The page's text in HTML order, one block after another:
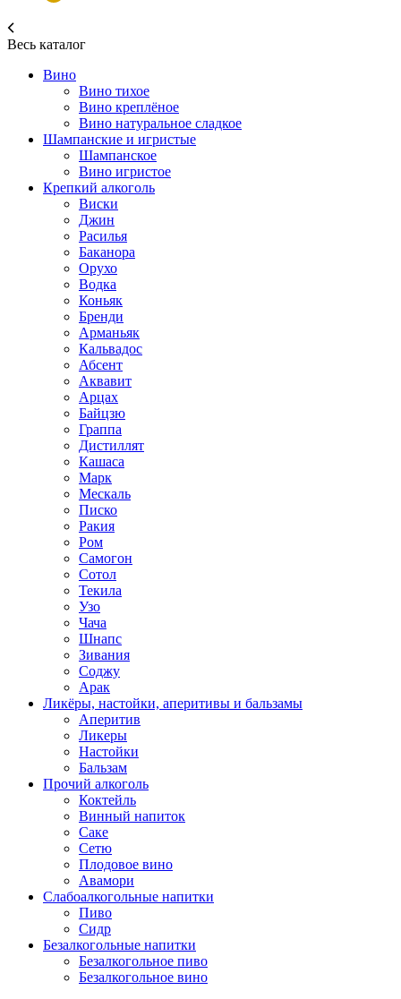
Весь каталог
Вино
Вино тихое
Вино креплёное
Вино натуральное сладкое
Шампанские и игристые
Шампанское
Вино игристое
Крепкий алкоголь
Виски
Джин
Расилья
Баканора
Орухо
Водка
Коньяк
Бренди
Арманьяк
Кальвадос
Абсент
Аквавит
Арцах
Байцзю
Граппа
Дистиллят
Кашаса
Марк
Мескаль
Писко
Ракия
Ром
Самогон
Сотол
Текила
Узо
Чача
Шнапс
Зивания
Соджу
Арак
Ликёры, настойки, аперитивы и бальзамы
Аперитив
Ликеры
Настойки
Бальзам
Прочий алкоголь
Коктейль
Винный напиток
Саке
Сетю
Плодовое вино
Авамори
Слабоалкогольные напитки
Пиво
Сидр
Безалкогольные напитки
Безалкогольное пиво
Безалкогольное вино